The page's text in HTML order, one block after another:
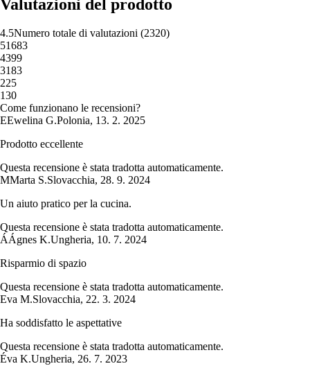
Valutazioni del prodotto
4.5Numero totale di valutazioni (2320)
51683
4399
3183
225
130
Come funzionano le recensioni?
EEwelina G.Polonia, 13. 2. 2025
Prodotto eccellente
Questa recensione è stata tradotta automaticamente.
MMarta S.Slovacchia, 28. 9. 2024
Un aiuto pratico per la cucina.
Questa recensione è stata tradotta automaticamente.
ÁÁgnes K.Ungheria, 10. 7. 2024
Risparmio di spazio
Questa recensione è stata tradotta automaticamente.
Eva M.Slovacchia, 22. 3. 2024
Ha soddisfatto le aspettative
Questa recensione è stata tradotta automaticamente.
Éva K.Ungheria, 26. 7. 2023